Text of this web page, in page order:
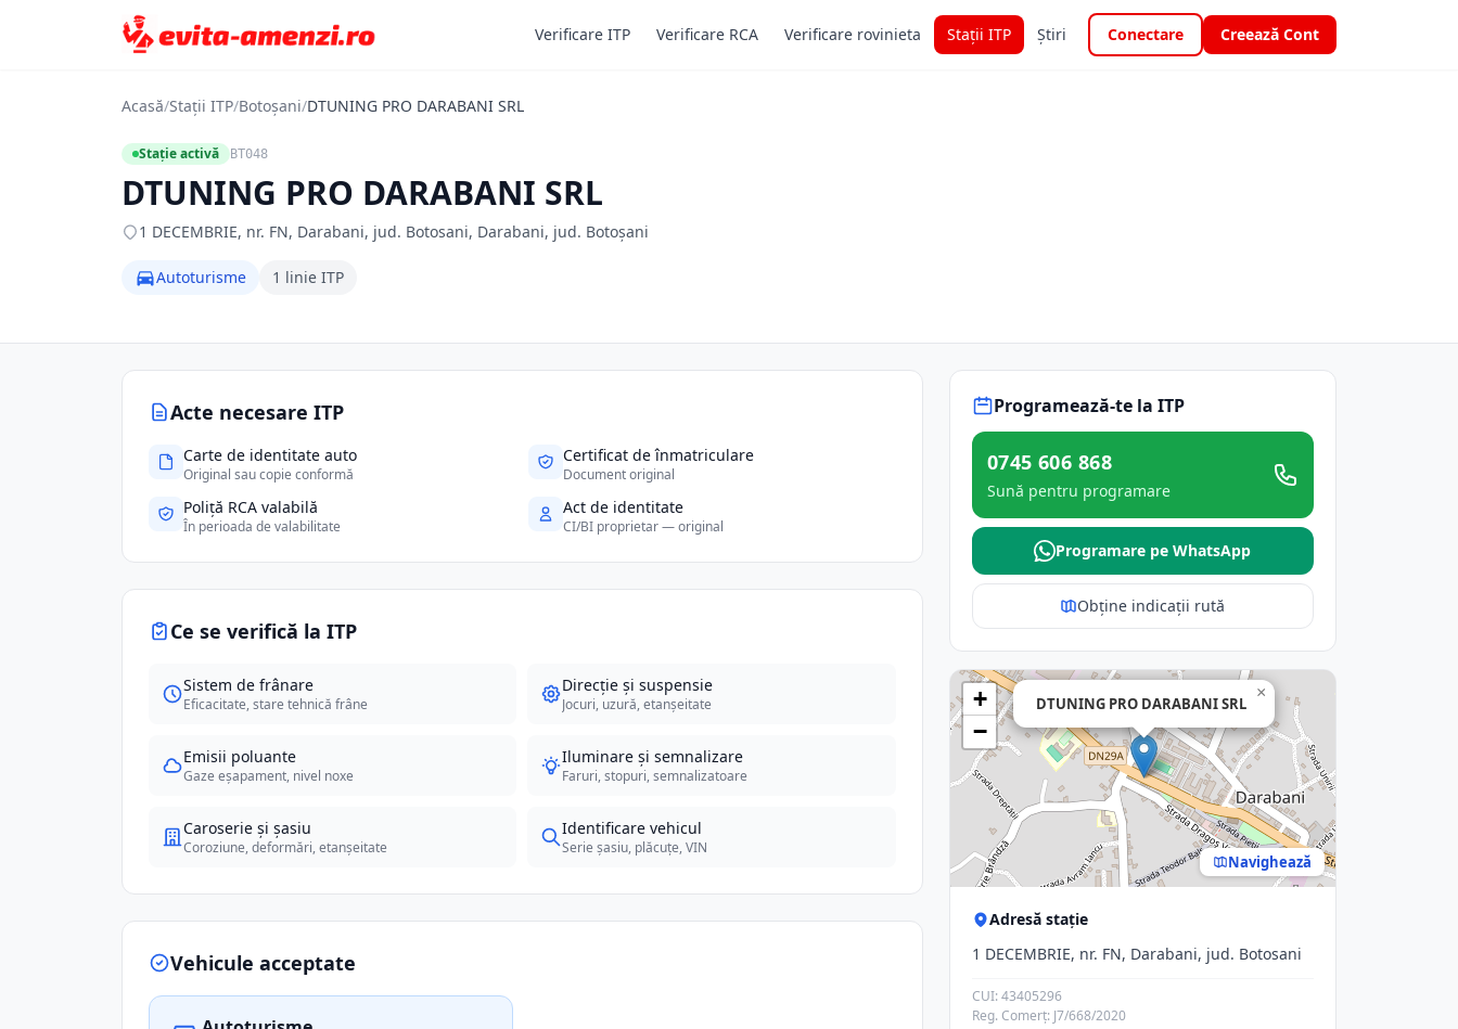
Verificare ITP Verificare RCA Verificare rovinieta Stații ITP Știri Conectare Creează Cont
Acasă/Stații ITP/Botoșani/DTUNING PRO DARABANI SRL
Stație activă BT048
DTUNING PRO DARABANI SRL
1 DECEMBRIE, nr. FN, Darabani, jud. Botosani, Darabani, jud. Botoșani
Autoturisme 1 linie ITP
Acte necesare ITP
Carte de identitate auto
Original sau copie conformă
Certificat de înmatriculare
Document original
Poliță RCA valabilă
În perioada de valabilitate
Act de identitate
CI/BI proprietar — original
Ce se verifică la ITP
Sistem de frânare
Eficacitate, stare tehnică frâne
Direcție și suspensie
Jocuri, uzură, etanșeitate
Emisii poluante
Gaze eșapament, nivel noxe
Iluminare și semnalizare
Faruri, stopuri, semnalizatoare
Caroserie și șasiu
Coroziune, deformări, etanșeitate
Identificare vehicul
Serie șasiu, plăcuțe, VIN
Vehicule acceptate
Programează-te la ITP
0745 606 868
Sună pentru programare
Programare pe WhatsApp
Obține indicații rută
DTUNING PRO DARABANI SRL
×
+
−
Navighează
Adresă stație
1 DECEMBRIE, nr. FN, Darabani, jud. Botosani
CUI: 43405296
Reg. Comerț: J7/668/2020